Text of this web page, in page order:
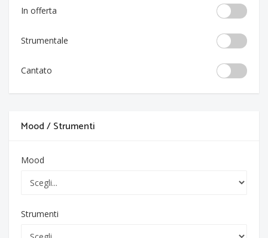
In offerta
Strumentale
Cantato
Mood / Strumenti
Mood
Strumenti